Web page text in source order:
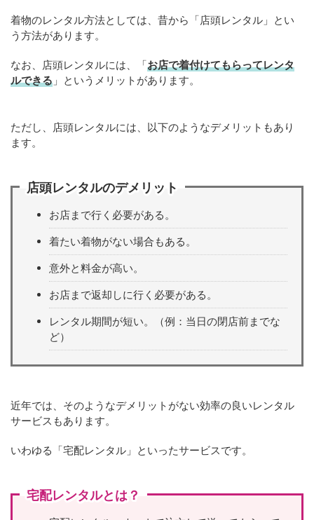
着物のレンタル方法としては、昔から「店頭レンタル」とい
う方法があります。
なお、店頭レンタルには、「お店で着付けてもらってレンタ
ルできる 」というメリットがあります。
ただし、店頭レンタルには、以下のようなデメリットもあり
ます。
店頭レンタルのデメリット
お店まで行く必要がある。
着たい着物がない場合もある。
意外と料金が高い。
お店まで返却しに行く必要がある。
レンタル期間が短い。（例：当日の閉店前までな
ど）
近年では、そのようなデメリットがない効率の良いレンタル
サービスもあります。
いわゆる「宅配レンタル」といったサービスです。
宅配レンタルとは？